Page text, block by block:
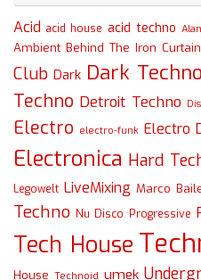
Acid acid house acid techno
Ambient Behind The Iron Curtain
Club Dark Dark Techno
Techno Detroit Techno
Electro electro-funk Electro
Electronica Hard
Legowelt LiveMixing Marco
Techno Nu Disco Progressive
Tech House
House Technoid umek